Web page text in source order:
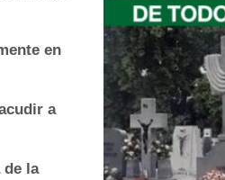
en
a
de la